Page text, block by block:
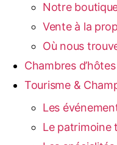
Notre
Vente à la
Où nous
Chambres d’hôtes
Tourisme &
Les
Le patrimoine